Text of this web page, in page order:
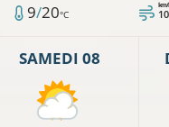
9/20°C
km/
SAMEDI 08